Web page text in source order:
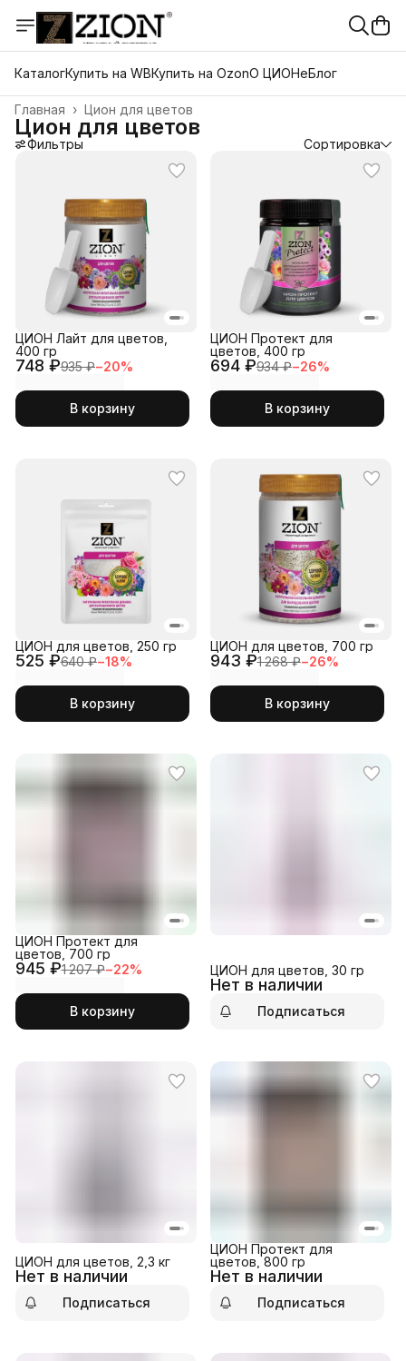
КаталогКупить на WBКупить на OzonО ЦИОНеБлог
Цион для цветов
Главная ›
Цион для цветов
Фильтры Сортировка
748 ₽935 ₽−20%
ЦИОН Лайт для цветов,
400 гр
В корзину
694 ₽934 ₽−26%
ЦИОН Протект для
цветов, 400 гр
В корзину
525 ₽640 ₽−18%
ЦИОН для цветов, 250 гр
В корзину
943 ₽1 268 ₽−26%
ЦИОН для цветов, 700 гр
В корзину
945 ₽1 207 ₽−22%
ЦИОН Протект для
цветов, 700 гр
В корзину
Нет в наличии
ЦИОН для цветов, 30 гр
Подписаться
Нет в наличии
ЦИОН для цветов, 2,3 кг
Подписаться
Нет в наличии
ЦИОН Протект для
цветов, 800 гр
Подписаться